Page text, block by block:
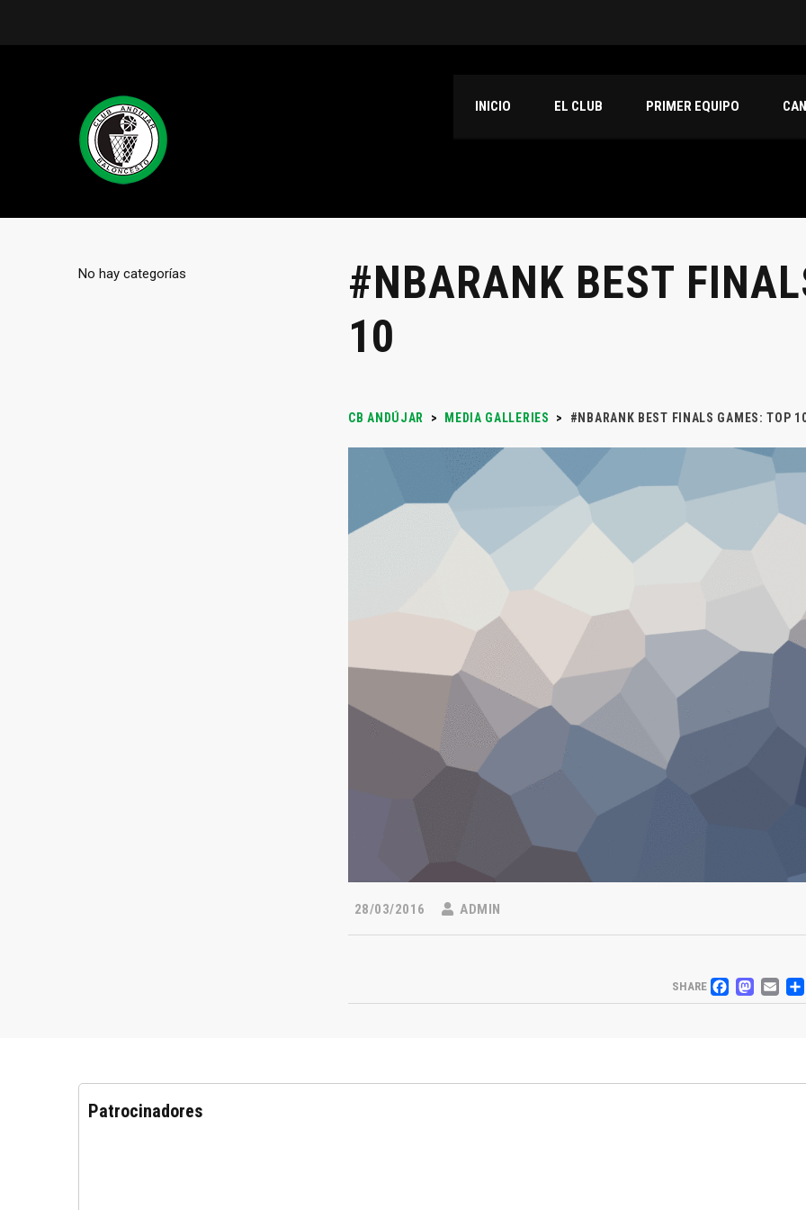
INICIO EL CLUB PRIMER EQUIPO
#NBARANK BEST
10
CB ANDÚJAR > MEDIA GALLERIES > #NBARANK BEST FINALS GAMES: TOP
28/03/2016 ADMIN
SHARE
No hay categorías
Patrocinadores